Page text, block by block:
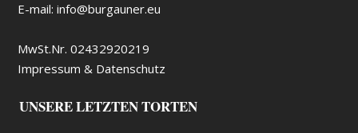
E-mail:info@burgauner.eu
MwSt.Nr. 02432920219
Impressum & Datenschutz
UNSERE LETZTEN TORTEN